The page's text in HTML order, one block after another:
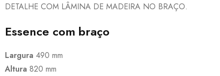
DETALHE COM LÂMINA DE MADEIRA NO BRAÇO.
Essence com braço
Largura 490 mm
Altura 820 mm